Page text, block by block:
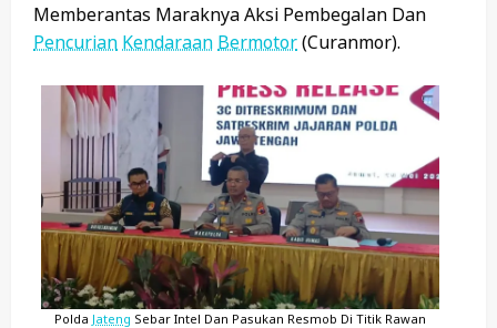
Memberantas Maraknya Aksi Pembegalan Dan
Pencurian Kendaraan Bermotor(curanmor).
Polda Jateng Sebar Intel Dan Pasukan Resmob Di Titik Rawan